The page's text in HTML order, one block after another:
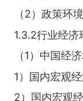
（2）政策环
1.3.2行业经济
（1）中国经
1）国内宏观
2）国内宏观